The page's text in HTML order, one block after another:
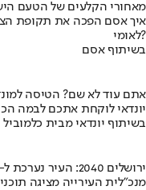
מאחורי הקלעים של הטעם
לאומי?
בשיתוף אסם
אתם עוד לא שם? הטיסה
יונדאי לוקחת אתכם לבמה
בשיתוף יונדאי מבית כלמוביל
ירושלים 2040: העיר נערכת ל- 1.5 מליון תושבים
מנכ"לית העירייה מציגה